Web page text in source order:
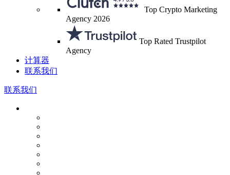
Top Crypto Marketing
Agency 2026
Top Rated Trustpilot
Agency
计算器
联系我们
联系我们